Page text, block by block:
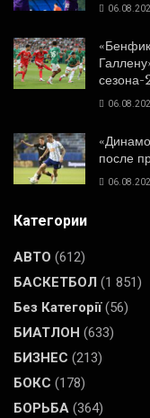
после
Категории
АВТО (612)
БАСКЕТБОЛ (1 851)
Без Категорії(56)
БИАТЛОН (633)
БИЗНЕС (213)
БОКС (178)
БОРЬБА (364)